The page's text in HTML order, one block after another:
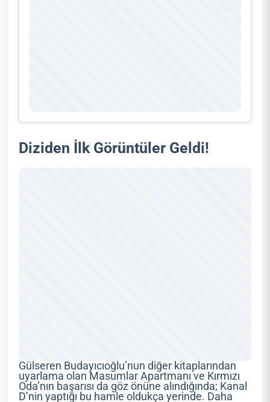
Diziden İlk Görüntüler Geldi!
Gülseren Budayıcıoğlu’nun diğer kitaplarından
uyarlama olan Masumlar Apartmanı ve Kırmızı
Oda’nın başarısı da göz önüne alındığında; Kanal
D’nin yaptığı bu hamle oldukça yerinde. Daha